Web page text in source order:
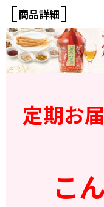
商品詳細
定期お
こ